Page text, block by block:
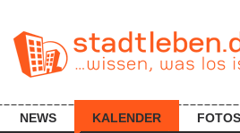
NEWS KALENDER FOTOS